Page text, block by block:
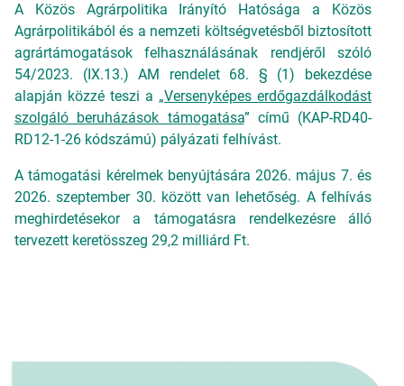
A Közös Agrárpolitika Irányító Hatósága a Közös
Agrárpolitikából és a nemzeti költségvetésből biztosított
agrártámogatások felhasználásának rendjéről szóló
54/2023. (IX.13.) AM rendelet 68. § (1) bekezdése
alapján közzé teszi a „Versenyképes erdőgazdálkodást
szolgáló beruházások támogatása” című (KAP-RD40-
RD12-1-26 kódszámú) pályázati felhívást.
A támogatási kérelmek benyújtására 2026. május 7. és
2026. szeptember 30. között van lehetőség. A felhívás
meghirdetésekor a támogatásra rendelkezésre álló
tervezett keretösszeg 29,2 milliárd Ft.